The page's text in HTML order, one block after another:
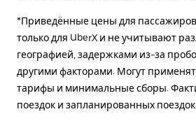
*Приведённые цены для
только для UberX и не учитывают
географией, задержками из-за
другими факторами. Могут
тарифы и минимальные сборы.
поездок и запланированных